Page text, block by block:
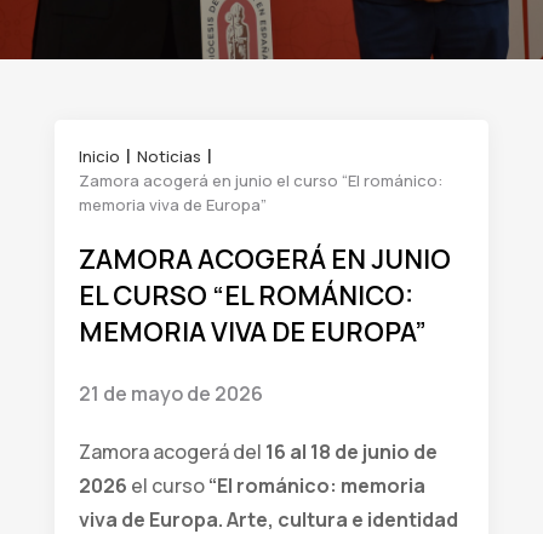
Inicio
Noticias
Zamora acogerá en junio el curso “El románico:
memoria viva de Europa”
ZAMORA ACOGERÁ EN JUNIO
EL CURSO “EL ROMÁNICO:
MEMORIA VIVA DE EUROPA”
21 de mayo de 2026
Zamora acogerá del 16 al 18 de junio de
2026 el curso“El románico: memoria
viva de Europa. Arte, cultura e identidad